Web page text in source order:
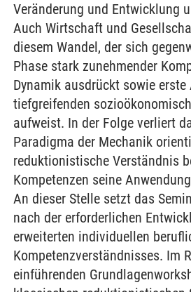
Veränderung und Entwicklung
Auch Wirtschaft und
diesem Wandel, der sich
Phase stark zunehmender
Dynamik ausdrückt sowie erste
tiefgreifenden
aufweist. In der Folge verliert
Paradigma der Mechanik
reduktionistische Verständnis
Kompetenzen seine
An dieser Stelle setzt das
nach der erforderlichen
erweiterten individuellen
Kompetenzverständnisses. Im
einführenden